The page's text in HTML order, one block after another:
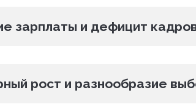
рост и разнообразие
зарплаты и дефицит